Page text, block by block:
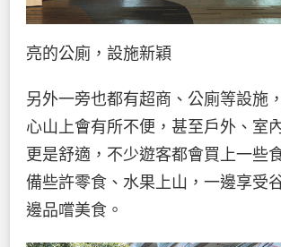
亮的公廁，設施新穎
另外一旁也都有超商、公廁等設施
心山上會有所不便，甚至戶外、室
更是舒適，不少遊客都會買上一些
備些許零食、水果上山，一邊享受
邊品嚐美食。